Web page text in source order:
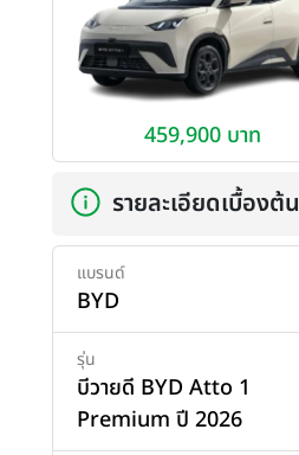
459,900 บาท
รายละเอียดเบื้องต้น
แบรนด์
BYD
รุ่น
บีวายดี BYD Atto 1
Premium ปี 2026